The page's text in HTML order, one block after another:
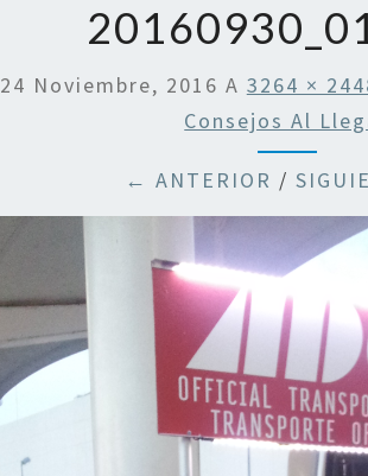
24 Noviembre, 2016 A 3264 ×
Consejos Al
← ANTERIOR /